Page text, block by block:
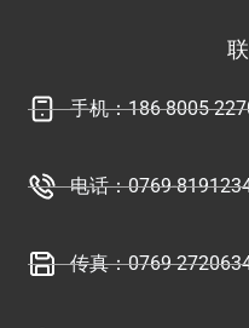
手机：186 8005
电话：0769-
传真：0769